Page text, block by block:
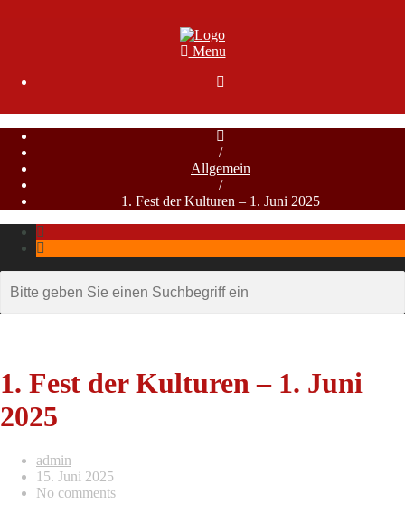
Menu

/
Allgemein
/
1. Fest der Kulturen – 1. Juni 2025
1. Fest der Kulturen – 1. Juni
2025
admin
15. Juni 2025
No comments